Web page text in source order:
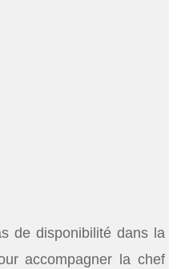
de disponibilité dans la
accompagner la chef